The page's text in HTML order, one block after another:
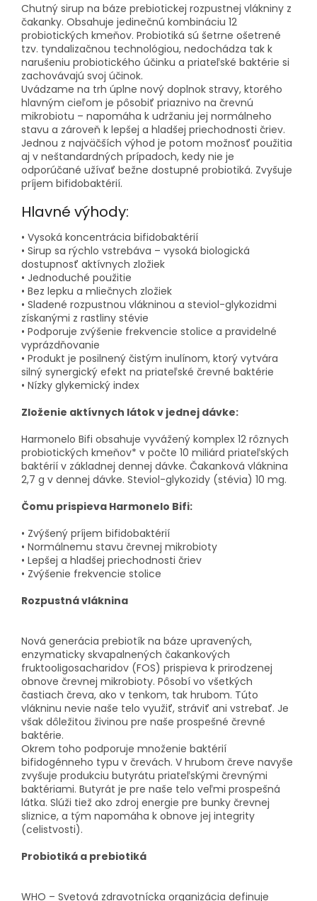
Chutný sirup na báze prebiotickej rozpustnej vlákniny z
čakanky. Obsahuje jedinečnú kombináciu 12
probiotických kmeňov. Probiotiká sú šetrne ošetrené
tzv. tyndalizačnou technológiou, nedochádza tak k
narušeniu probiotického účinku a priateľské baktérie si
zachovávajú svoj účinok.
Uvádzame na trh úplne nový doplnok stravy, ktorého
hlavným cieľom je pôsobiť priaznivo na črevnú
mikrobiotu – napomáha k udržaniu jej normálneho
stavu a zároveň k lepšej a hladšej priechodnosti čriev.
Jednou z najväčších výhod je potom možnosť použitia
aj v neštandardných prípadoch, kedy nie je
odporúčané užívať bežne dostupné probiotiká. Zvyšuje
príjem bifidobaktérií.
Hlavné výhody:
• Vysoká koncentrácia bifidobaktérií
• Sirup sa rýchlo vstrebáva – vysoká biologická
dostupnosť aktívnych zložiek
• Jednoduché použitie
• Bez lepku a mliečnych zložiek
• Sladené rozpustnou vlákninou a steviol-glykozidmi
získanými z rastliny stévie
• Podporuje zvýšenie frekvencie stolice a pravidelné
vyprázdňovanie
• Produkt je posilnený čistým inulínom, ktorý vytvára
silný synergický efekt na priateľské črevné baktérie
• Nízky glykemický index
Zloženie aktívnych látok v jednej dávke:
Harmonelo Bifi obsahuje vyvážený komplex 12 rôznych
probiotických kmeňov* v počte 10 miliárd priateľských
baktérií v základnej dennej dávke. Čakanková vláknina
2,7 g v dennej dávke. Steviol-glykozidy (stévia) 10 mg.
Čomu prispieva Harmonelo Bifi:
• Zvýšený príjem bifidobaktérií
• Normálnemu stavu črevnej mikrobioty
• Lepšej a hladšej priechodnosti čriev
• Zvýšenie frekvencie stolice
Rozpustná vláknina
Nová generácia prebiotík na báze upravených,
enzymaticky skvapalnených čakankových
fruktooligosacharidov (FOS) prispieva k prirodzenej
obnove črevnej mikrobioty. Pôsobí vo všetkých
častiach čreva, ako v tenkom, tak hrubom. Túto
vlákninu nevie naše telo využiť, stráviť ani vstrebať. Je
však dôležitou živinou pre naše prospešné črevné
baktérie.
Okrem toho podporuje množenie baktérií
bifidogénneho typu v črevách. V hrubom čreve navyše
zvyšuje produkciu butyrátu priateľskými črevnými
baktériami. Butyrát je pre naše telo veľmi prospešná
látka. Slúži tiež ako zdroj energie pre bunky črevnej
sliznice, a tým napomáha k obnove jej integrity
(celistvosti).
Probiotiká a prebiotiká
WHO – Svetová zdravotnícka organizácia definuje